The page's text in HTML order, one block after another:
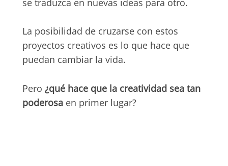
La posibilidad de cruzarse con estos
proyectos creativos es lo que hace que
puedan cambiar la vida.
Pero ¿qué hace que la creatividad sea tan
poderosaen primer lugar?